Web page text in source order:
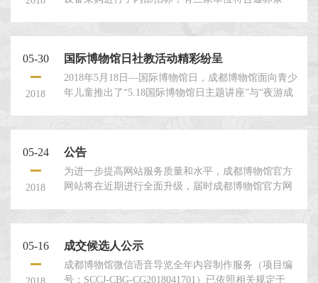
价为28760.00元。特此公示。 ...
05-30
2018
国际博物馆日社教活动精彩纷呈
2018年5月18日—国际博物馆日，成都博物馆面向青少
年儿童推出了“5.18国际博物馆日主题讲座”与“夜游成
物馆日主题讲座“夜游成博·民俗篇”活动“奇趣成博
夜”...
05-24
2018
公告
为进一步提高网站服务质量和水平，成都博物馆官方
网站将在近期进行全面升级，届时成都博物馆官方网
05-16 成交候选人公示
成都博物馆微信语音导览全年内容制作服务（项目编
号：SCCJ-CBG-CG2018041701）已依照相关规定于